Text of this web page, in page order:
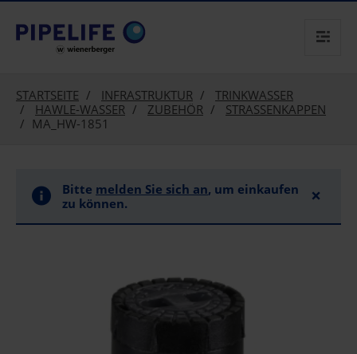
text.skipToContent
text.skipToNavigation
STARTSEITE INFRASTRUKTUR
TRINKWASSER
HAWLE-WASSER
ZUBEHÖR
STRASSENKAPPEN
MA_HW-1851
Bitte melden Sie sich an, um einkaufen
zu können.
×